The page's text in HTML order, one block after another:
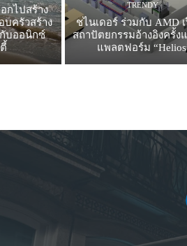
กไปสร้าง
บครัวสร้าง
บออนิกซ์
TRENDY
ชไนเดอร์ ร่วมกับ AMD
สถาปัตยกรรมอ้างอิงครั้ง
แพลตฟอร์ม